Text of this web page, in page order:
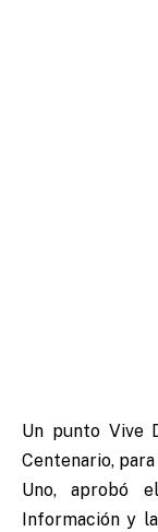
Un punto Vive
Centenario,
Uno, aprobó
Información y